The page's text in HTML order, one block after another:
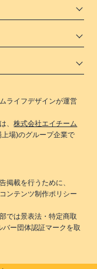
ライフデザインが運営
は、株式会社エイチーム
場)のグループ企業で
掲載を行うために、
ンテンツ制作ポリシー
では景表法・特定商取
バー団体認証マークを取